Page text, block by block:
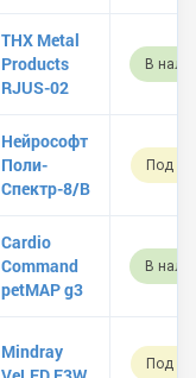
THX Metal
Products
RJUS-02
В
Нейрософт
Поли-
Спектр-8/B
Под
Cardio
Command
petMAP g3
В
Mindray
Под